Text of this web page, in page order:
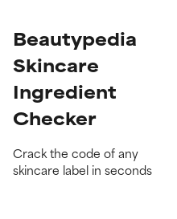
Beautypedia
Skincare
Ingredient
Checker
Crack the code of any
skincare label in seconds